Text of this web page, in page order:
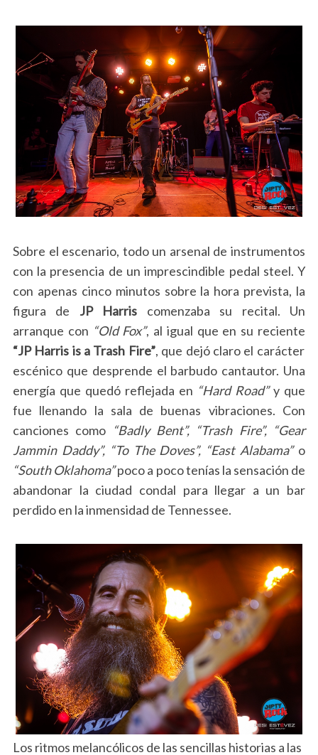
Sobre el escenario, todo un arsenal de instrumentos
con la presencia de un imprescindible pedal steel. Y
con apenas cinco minutos sobre la hora prevista, la
figura de JP Harris comenzaba su recital. Un
arranque con “Old Fox”, al igual que en su reciente
“JP Harris is a Trash Fire”, que dejó claro el carácter
escénico que desprende el barbudo cantautor. Una
energía que quedó reflejada en “Hard Road”y que
fue llenando la sala de buenas vibraciones. Con
canciones como “Badly Bent”, “Trash Fire”, “Gear
Jammin Daddy”, “To The Doves”, “East Alabama” o
“South Oklahoma”poco a poco tenías la sensación de
abandonar la ciudad condal para llegar a un bar
perdido en la inmensidad de Tennessee.
Los ritmos melancólicos de las sencillas historias a las